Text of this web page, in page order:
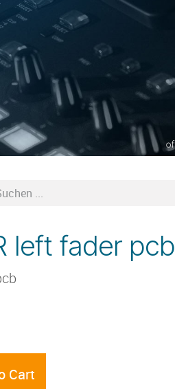
left fader pcb
Cart